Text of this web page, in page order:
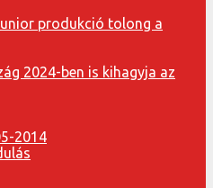
produkció tolong a
2024-ben is kihagyja az
2014